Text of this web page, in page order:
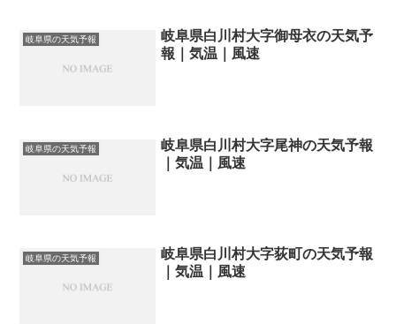
岐阜県の天気予報
岐阜県白川村大字御母衣の天気予
報｜気温｜風速
岐阜県の天気予報
岐阜県白川村大字尾神の天気予報
｜気温｜風速
岐阜県の天気予報
岐阜県白川村大字荻町の天気予報
｜気温｜風速